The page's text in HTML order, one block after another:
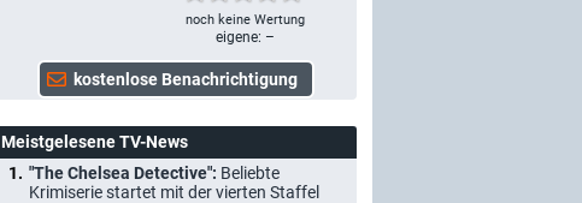
noch keine Wertung
eigene: –
Meistgelesene TV-News
"The Chelsea Detective": Beliebte
Krimiserie startet mit der vierten Staffel